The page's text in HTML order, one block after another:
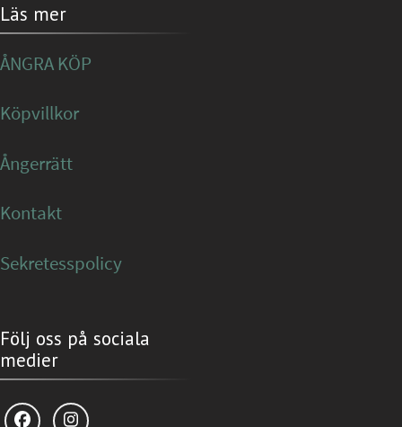
Läs mer
ÅNGRA KÖP
Köpvillkor
Ångerrätt
Kontakt
Sekretesspolicy
Följ oss på sociala
medier